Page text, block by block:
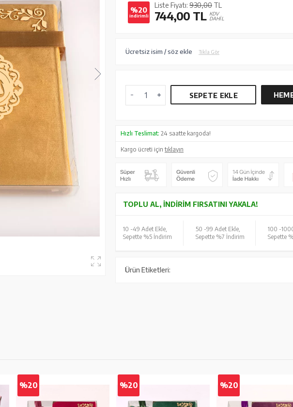
%20
indirimli
Liste Fiyatı: 930,00 TL
744,00 TL KDV
DAHİL
Ücretsiz isim / söz ekle Tıkla Gör
SEPETE EKLE
Hızlı Teslimat: 24 saatte kargoda!
Kargo ücreti içintıklayın
TOPLU AL, İNDIRIM FIRSATINI YAKALA!
10 -49 Adet Ekle,
Sepette %5 İndirim
50 -99 Adet Ekle,
Sepette %7 İndirim
100 -
Sepette
Ürün Etiketleri:
%20 %20 %20